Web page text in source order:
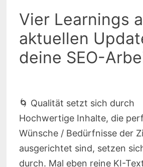
Vier Learnings
aktuellen
deine SEO-
🌀 Qualität setzt sich durch
Hochwertige Inhalte, die
Wünsche / Bedürfnisse der
ausgerichtet sind, setzen
durch. Mal eben reine KI-